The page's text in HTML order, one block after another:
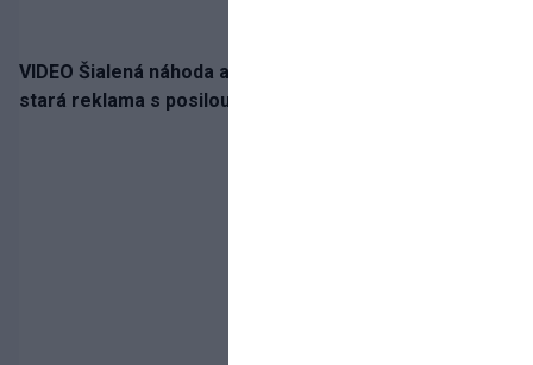
VIDEO Šialená náhoda alebo osud? Našla sa 11 rokov
stará reklama s posilou Slovana a trénerom Tourém